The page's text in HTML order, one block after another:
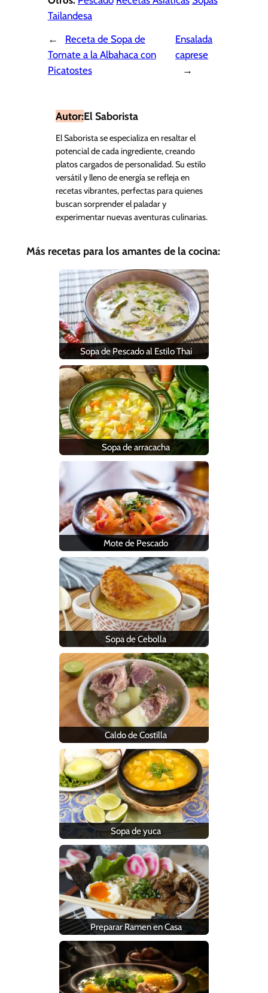
Tailandesa
←
Receta de Sopa de
Tomate a la Albahaca con
Picatostes
Ensalada
caprese
→
Autor:El Saborista
El Saborista se especializa en resaltar el
potencial de cada ingrediente, creando
platos cargados de personalidad. Su estilo
versátil y lleno de energía se refleja en
recetas vibrantes, perfectas para quienes
buscan sorprender el paladar y
experimentar nuevas aventuras culinarias.
Más recetas para los amantes de la cocina:
Sopa de Pescado al Estilo Thai
Sopa de arracacha
Mote de Pescado
Sopa de Cebolla
Caldo de Costilla
Sopa de yuca
Preparar Ramen en Casa